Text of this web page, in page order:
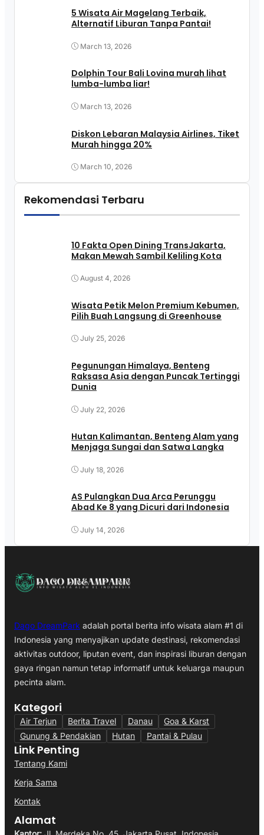
5 Wisata Air Magelang Terbaik,
Alternatif Liburan Tanpa Pantai!
March 13, 2026
Dolphin Tour Bali Lovina murah lihat
lumba-lumba liar!
March 13, 2026
Diskon Lebaran Malaysia Airlines, Tiket
Murah hingga 20%
March 10, 2026
Rekomendasi Terbaru
10 Fakta Open Dining TransJakarta,
Makan Mewah Sambil Keliling Kota
August 4, 2026
Wisata Petik Melon Premium Kebumen,
Pilih Buah Langsung di Greenhouse
July 25, 2026
Pegunungan Himalaya, Benteng
Raksasa Asia dengan Puncak Tertinggi
Dunia
July 22, 2026
Hutan Kalimantan, Benteng Alam yang
Menjaga Sungai dan Satwa Langka
July 18, 2026
AS Pulangkan Dua Arca Perunggu
Abad Ke 8 yang Dicuri dari Indonesia
July 14, 2026
Dago DreamPark adalah portal berita info wisata alam #1 di
Indonesia yang menyajikan update destinasi, rekomendasi
aktivitas outdoor, liputan event, dan inspirasi liburan dengan
gaya ringan namun tetap informatif untuk keluarga maupun
pecinta alam.
Kategori
Air Terjun Berita Travel Danau
Goa & Karst
Gunung & Pendakian
Hutan Pantai & Pulau
Link Penting
Tentang Kami
Kerja Sama
Kontak
Alamat